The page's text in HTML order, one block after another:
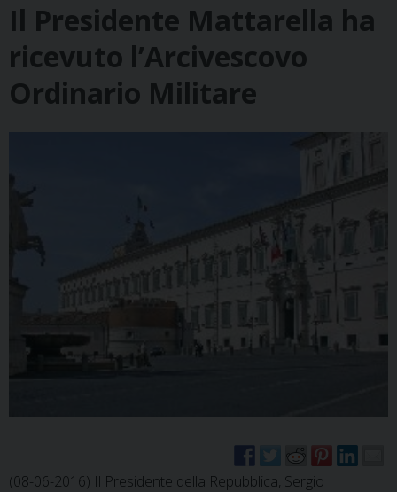
Il Presidente Mattarella ha
ricevuto l’Arcivescovo
Ordinario Militare
(08-06-2016) Il Presidente della Repubblica, Sergio